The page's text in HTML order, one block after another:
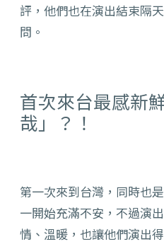
評，他們也在演出結束隔
問。
首次來台最感新
哉」？！
第一次來到台灣，同時也
一開始充滿不安，不過演
情、溫暖，也讓他們演出